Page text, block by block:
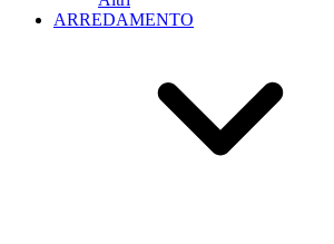
ARREDAMENTO